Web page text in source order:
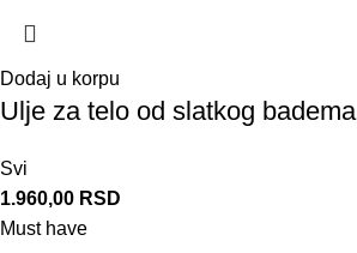
Dodaj u korpu
Ulje za telo od slatkog badema
Svi
1.960,00 RSD
Must have